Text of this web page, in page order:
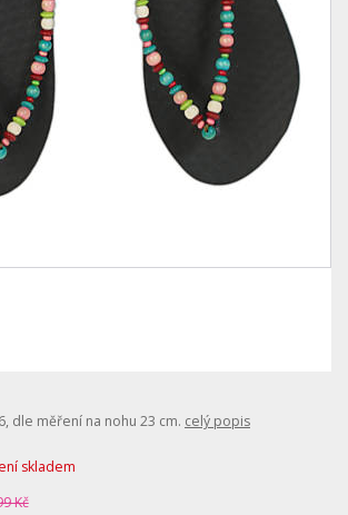
dle měření na nohu 23 cm. celý popis
skladem
Kč